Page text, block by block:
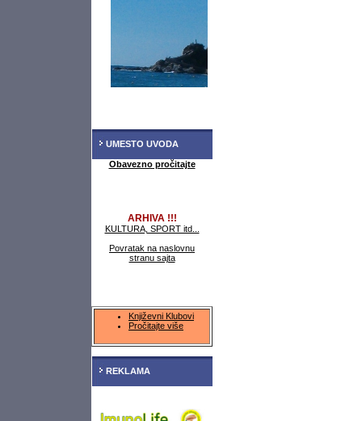
UMESTO UVODA
Obavezno pročitajte
ARHIVA !!!
KULTURA, SPORT itd...
Povratak na naslovnu
stranu sajta
Književni Klubovi
Pročitajte više
REKLAMA